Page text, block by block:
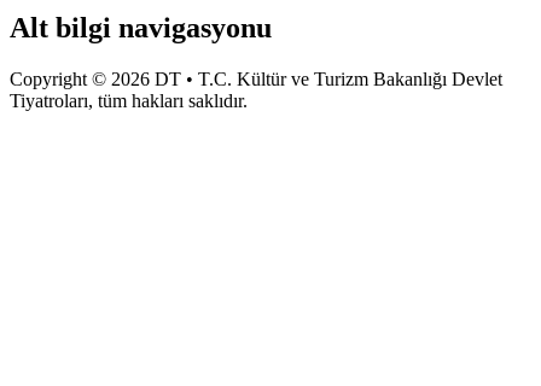
Alt bilgi navigasyonu
Copyright © 2026 DT • T.C. Kültür ve Turizm Bakanlığı Devlet
Tiyatroları, tüm hakları saklıdır.